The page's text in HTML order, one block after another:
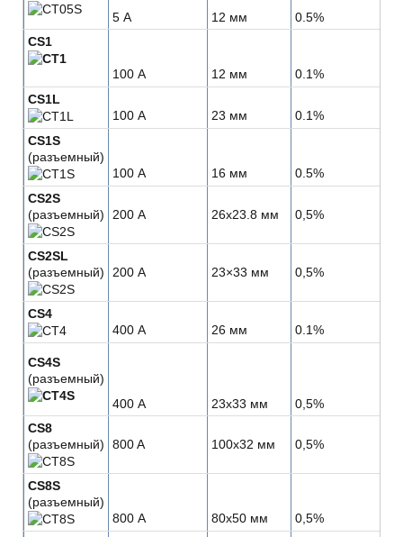
5 А
12 мм
0.5%
CS1
100 А 12 мм
0.1%
CS1L
100 А
23 мм
0.1%
CS1S
(разъемный)
100 А
16 мм
0.5%
CS2S
(разъемный)
200 А 26x23.8 мм 0,5%
CS2SL
(разъемный)
200 А 23×33 мм 0,5%
CS4
400 А
26 мм 0.1%
CS4S
(разъемный)
400 А
23x33 мм
0,5%
CS8
(разъемный)
800 A 100x32 мм 0,5%
CS8S
(разъемный)
800 А
80x50 мм 0,5%